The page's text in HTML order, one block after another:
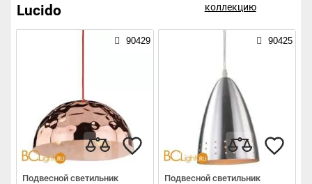
Lucido
коллекцию
90429
Подвесной светильник
90425
Подвесной светильник